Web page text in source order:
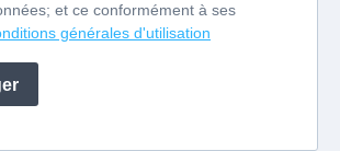
et ce conformément à ses
générales d'utilisation